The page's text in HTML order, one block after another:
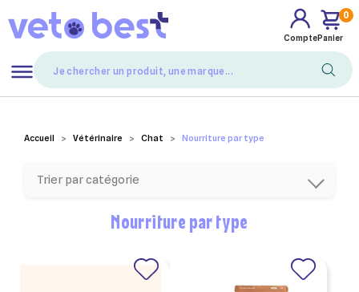
Compte
0
Panier
Accueil Vétérinaire Chat Nourriture par type
Trier par catégorie
Nourriture par type